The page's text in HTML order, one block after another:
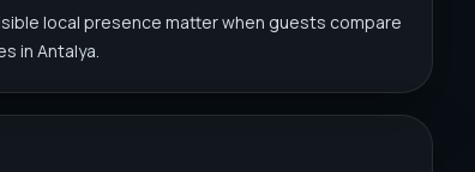
local presence matter when guests compare
in Antalya.